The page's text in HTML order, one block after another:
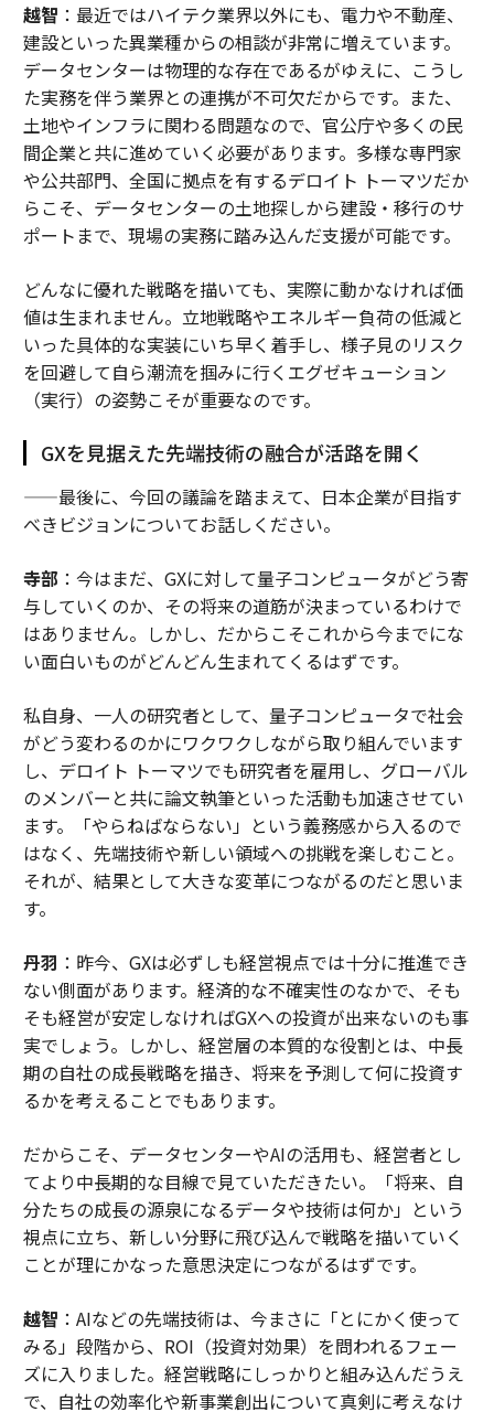
越智 ：最近ではハイテク業界以外にも、電力や不動産、
建設といった異業種からの相談が非常に増えています。
データセンターは物理的な存在であるがゆえに、こうし
た実務を伴う業界との連携が不可欠だからです。また、
土地やインフラに関わる問題なので、官公庁や多くの民
間企業と共に進めていく必要があります。多様な専門家
や公共部門、全国に拠点を有するデロイト トーマツだか
らこそ、データセンターの土地探しから建設・移行のサ
ポートまで、現場の実務に踏み込んだ支援が可能です。
どんなに優れた戦略を描いても、実際に動かなければ価
値は生まれません。立地戦略やエネルギー負荷の低減と
いった具体的な実装にいち早く着手し、様子見のリスク
を回避して自ら潮流を掴みに行くエグゼキューション
（実行）の姿勢こそが重要なのです。
GXを見据えた先端技術の融合が活路を開く
——最後に、今回の議論を踏まえて、日本企業が目指す
べきビジョンについてお話しください。
寺部 ：今はまだ、GXに対して量子コンピュータがどう寄
与していくのか、その将来の道筋が決まっているわけで
はありません。しかし、だからこそこれから今までにな
い面白いものがどんどん生まれてくるはずです。
私自身、一人の研究者として、量子コンピュータで社会
がどう変わるのかにワクワクしながら取り組んでいます
し、デロイト トーマツでも研究者を雇用し、グローバル
のメンバーと共に論文執筆といった活動も加速させてい
ます。「やらねばならない」という義務感から入るので
はなく、先端技術や新しい領域への挑戦を楽しむこと。
それが、結果として大きな変革につながるのだと思いま
す。
丹羽 ：昨今、GXは必ずしも経営視点では十分に推進でき
ない側面があります。経済的な不確実性のなかで、そも
そも経営が安定しなければGXへの投資が出来ないのも事
実でしょう。しかし、経営層の本質的な役割とは、中長
期の自社の成長戦略を描き、将来を予測して何に投資す
るかを考えることでもあります。
だからこそ、データセンターやAIの活用も、経営者とし
てより中長期的な目線で見ていただきたい。「将来、自
分たちの成長の源泉になるデータや技術は何か」という
視点に立ち、新しい分野に飛び込んで戦略を描いていく
ことが理にかなった意思決定につながるはずです。
越智 ：AIなどの先端技術は、今まさに「とにかく使って
みる」段階から、ROI（投資対効果）を問われるフェー
ズに入りました。経営戦略にしっかりと組み込んだうえ
で、自社の効率化や新事業創出について真剣に考えなけ